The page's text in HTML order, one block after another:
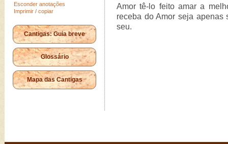
Esconder anotações
Imprimir / copiar
Cantigas: Guia breve
Glossário
Mapa das Cantigas
Amor tê-lo feito amar a
receba do Amor seja apenas
seu.